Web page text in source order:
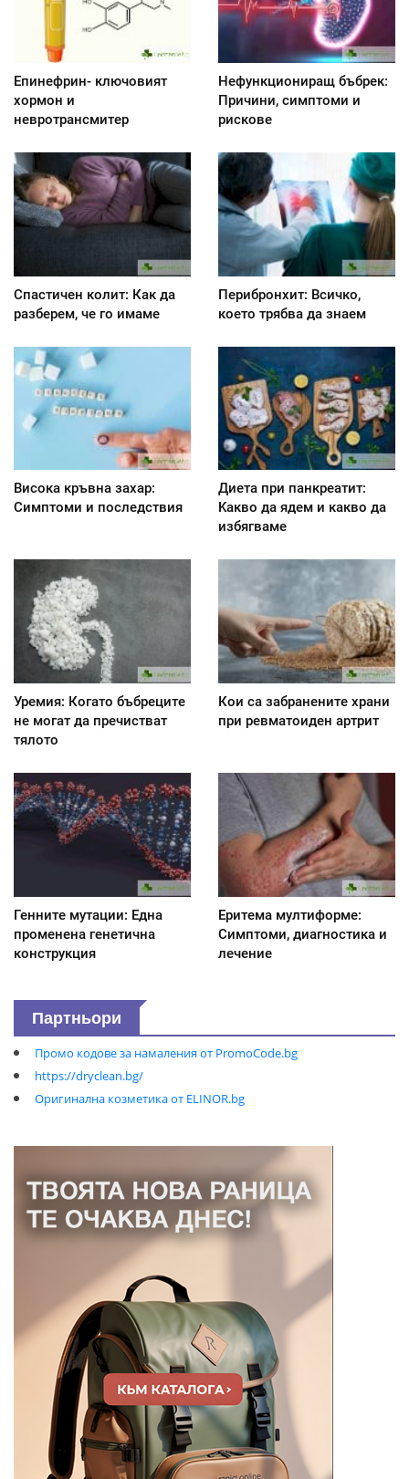
Епинефрин- ключовият
хормон и
невротрансмитер
Нефункциониращ бъбрек:
Причини, симптоми и
рискове
Спастичен колит: Как да
разберем, че го имаме
Перибронхит: Всичко,
което трябва да знаем
Висока кръвна захар:
Симптоми и последствия
Диета при панкреатит:
Kакво да ядем и какво да
избягваме
Уремия: Когато бъбреците
не могат да пречистват
тялото
Кои са забранените храни
при ревматоиден артрит
Генните мутации: Една
променена генетична
конструкция
Еритема мултиформе:
Симптоми, диагностика и
лечение
Партньори
Промо кодове за намаления от PromoCode.bg
https://dryclean.bg/
Оригинална козметика от ELINOR.bg